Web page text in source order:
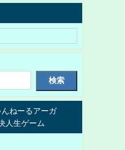
検索
ねーるアーガ
人生ゲーム